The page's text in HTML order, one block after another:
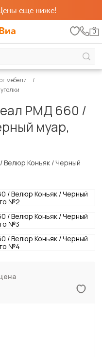
еще ниже!
0
мебели
РМД 660 /
муар,